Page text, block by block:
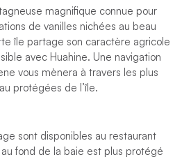
magnifique connue pour
de vanilles nichées au beau
île partage son caractère agricole
avec Huahine. Une navigation
vous mènera à travers les plus
protégées de l’île.
sont disponibles au restaurant
fond de la baie est plus protégé